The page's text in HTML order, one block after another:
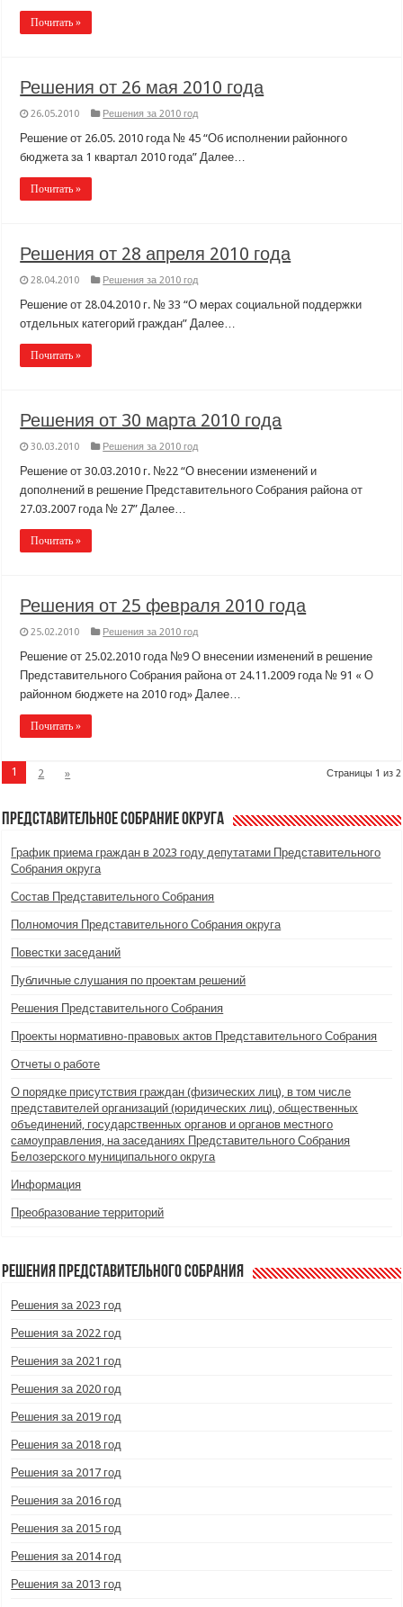
Почитать »
Решения от 26 мая 2010 года
26.05.2010 Решения за 2010 год
Решение от 26.05. 2010 года № 45 “Об исполнении районного
бюджета за 1 квартал 2010 года” Далее…
Почитать »
Решения от 28 апреля 2010 года
28.04.2010 Решения за 2010 год
Решение от 28.04.2010 г. № 33 “О мерах социальной поддержки
отдельных категорий граждан” Далее…
Почитать »
Решения от 30 марта 2010 года
30.03.2010 Решения за 2010 год
Решение от 30.03.2010 г. №22 “О внесении изменений и
дополнений в решение Представительного Собрания района от
27.03.2007 года № 27” Далее…
Почитать »
Решения от 25 февраля 2010 года
25.02.2010 Решения за 2010 год
Решение от 25.02.2010 года №9 О внесении изменений в решение
Представительного Собрания района от 24.11.2009 года № 91 « О
районном бюджете на 2010 год» Далее…
Почитать »
Страницы 1 из 2
1 2 »
Представительное Собрание округа
График приема граждан в 2023 году депутатами Представительного
Собрания округа
Состав Представительного Собрания
Полномочия Представительного Собрания округа
Повестки заседаний
Публичные слушания по проектам решений
Решения Представительного Собрания
Проекты нормативно-правовых актов Представительного Собрания
Отчеты о работе
О порядке присутствия граждан (физических лиц), в том числе
представителей организаций (юридических лиц), общественных
объединений, государственных органов и органов местного
самоуправления, на заседаниях Представительного Собрания
Белозерского муниципального округа
Информация
Преобразование территорий
Решения Представительного Собрания
Решения за 2023 год
Решения за 2022 год
Решения за 2021 год
Решения за 2020 год
Решения за 2019 год
Решения за 2018 год
Решения за 2017 год
Решения за 2016 год
Решения за 2015 год
Решения за 2014 год
Решения за 2013 год